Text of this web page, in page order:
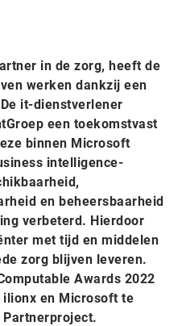
in de zorg, heeft de
werken dankzij een
it-dienstverlener
een toekomstvast
binnen Microsoft
intelligence-
en beheersbaarheid
verbeterd. Hierdoor
met tijd en middelen
zorg blijven leveren.
Awards 2022
ilionx en Microsoft te